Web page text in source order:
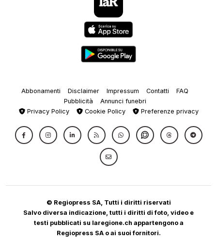
Abbonamenti Disclaimer Impressum Contatti
FAQ
Pubblicità
Annunci funebri
Privacy Policy
Cookie Policy Preferenze privacy
© Regiopress SA, Tutti i diritti riservati
Salvo diversa indicazione, tutti i diritti di foto, video e
testi pubblicati su laregione.ch appartengono a
Regiopress SA o ai suoi fornitori.